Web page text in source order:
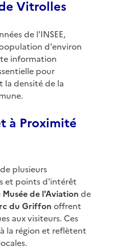
Vitrolles
de l'INSEE,
d'environ
information
pour
la densité de la
à Proximité
plusieurs
et points d'intérêt
Musée de l'Aviation de
du Griffon offrent
aux visiteurs. Ces
la région et reflètent